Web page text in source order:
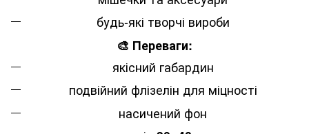
будь-які творчі вироби
🎨 Переваги:
якісний габардин
подвійний флізелін для міцності
насичений фон